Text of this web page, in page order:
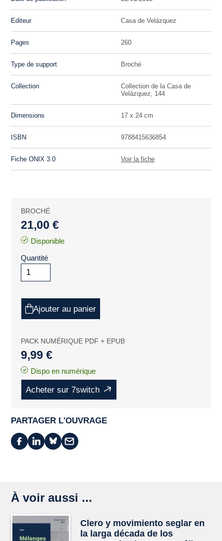
Editeur Casa de Velázquez
Pages 260
Type de support Broché
Collection
Collection de la Casa de
Velázquez, 144
Dimensions 17 x 24 cm
ISBN 9788415636854
Fiche ONIX 3.0 Voir la fiche
BROCHÉ
21,00 €
Disponible
Quantité
Ajouter au panier
PACK NUMÉRIQUE PDF + EPUB
9,99 €
Dispo en numérique
Acheter sur 7switch
PARTAGER L'OUVRAGE
À voir aussi ...
Clero y movimiento seglar en
la larga década de los